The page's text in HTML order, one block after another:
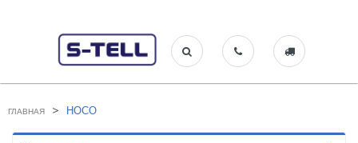
ГЛАВНАЯ > HOCO